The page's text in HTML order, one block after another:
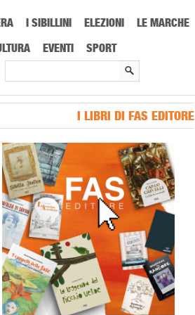
I SIBILLINI ELEZIONI
LE MARCHE
EVENTI SPORT
I LIBRI DI FAS EDITORE